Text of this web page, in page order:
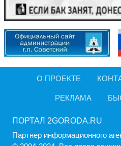
О ПРОЕКТЕ
РЕКЛАМА
ПОРТАЛ 2GORODA.RU
Партнер информационного